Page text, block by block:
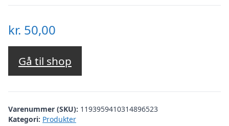
kr. 50,00
Gå til shop
Varenummer (SKU): 1193959410314896523
Kategori: Produkter